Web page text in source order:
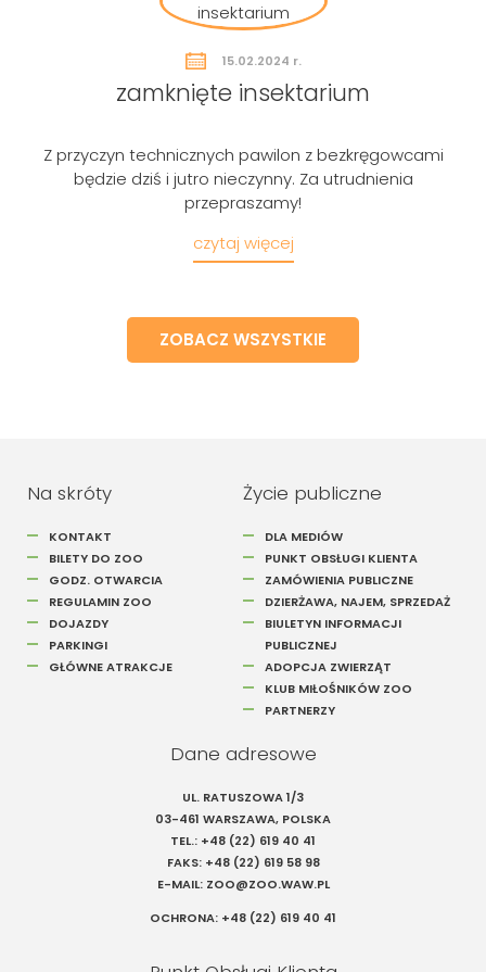
15.02.2024 r.
zamknięte insektarium
Z przyczyn technicznych pawilon z bezkręgowcami
będzie dziś i jutro nieczynny. Za utrudnienia
przepraszamy!
czytaj więcej
ZOBACZ WSZYSTKIE
Na skróty
KONTAKT
BILETY DO ZOO
GODZ. OTWARCIA
REGULAMIN ZOO
DOJAZDY
PARKINGI
GŁÓWNE ATRAKCJE
Życie publiczne
DLA MEDIÓW
PUNKT OBSŁUGI KLIENTA
ZAMÓWIENIA PUBLICZNE
DZIERŻAWA, NAJEM, SPRZEDAŻ
BIULETYN INFORMACJI
PUBLICZNEJ
ADOPCJA ZWIERZĄT
KLUB MIŁOŚNIKÓW ZOO
PARTNERZY
Dane adresowe
UL. RATUSZOWA 1/3
03-461 WARSZAWA, POLSKA
TEL.: +48 (22) 619 40 41
FAKS: +48 (22) 619 58 98
E-MAIL: ZOO@ZOO.WAW.PL
OCHRONA: +48 (22) 619 40 41